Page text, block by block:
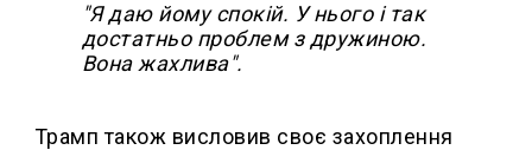
"Я даю йому спокій. У нього і так
достатньо проблем з дружиною.
Вона жахлива".
Трамп також висловив своє захоплення